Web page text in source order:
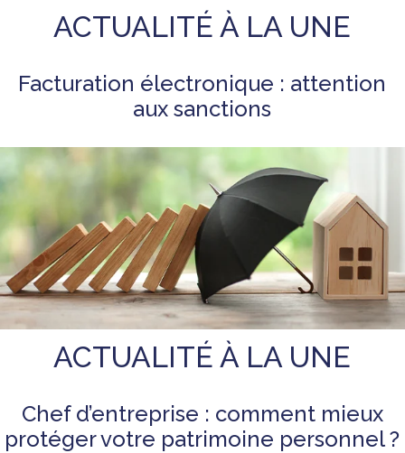
ACTUALITÉ À LA UNE
Facturation électronique : attention
aux sanctions
ACTUALITÉ À LA UNE
Chef d’entreprise : comment mieux
protéger votre patrimoine personnel ?